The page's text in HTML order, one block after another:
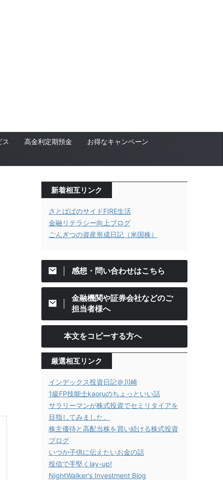
ス 高金利定期預金
お得なキャンペーン
新着相互リンク
さとぱぱのサイドFIRE生活
金融リテラシー向上ブログ
ごんぎつの資産形成日記（米国株）
感想・問い合わせはこちら
金融機関や証券会社などのご
担当者様へ
本文をコピーする方へ
厳選相互リンク
インデックス投資日記＠川崎
1級FP技能士kaoruのちょっといい話
サラリーマンが株式投資でセミリタイアを
目指してみました。
株主優待と高配当株を買い続ける株式投資
ブログ
いつか子供に伝えたいお金の話
投信で手堅くlay-up!
NightWalker's Investment Blog